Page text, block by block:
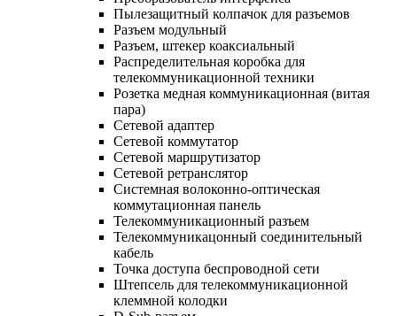
Пылезащитный колпачок для разъемов
Разъем модульный
Разъем, штекер коаксиальный
Распределительная коробка для
телекоммуникационной техники
Розетка медная коммуникационная (витая
пара)
Сетевой адаптер
Сетевой коммутатор
Сетевой маршрутизатор
Сетевой ретранслятор
Системная волоконно-оптическая
коммутационная панель
Телекоммуникационный разъем
Телекоммуникацонный соединительный
кабель
Точка доступа беспроводной сети
Штепсель для телекоммуникационной
клеммной колодки